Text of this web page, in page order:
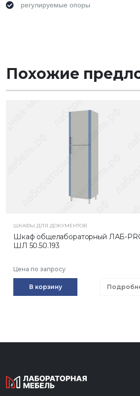
регулируемые опоры
Похожие
ШКАФЫ ДЛЯ ДОКУМЕНТОВ
Шкаф общелабораторный ЛАБ-
ШЛ 50.50.193
Цена по запросу
В корзину